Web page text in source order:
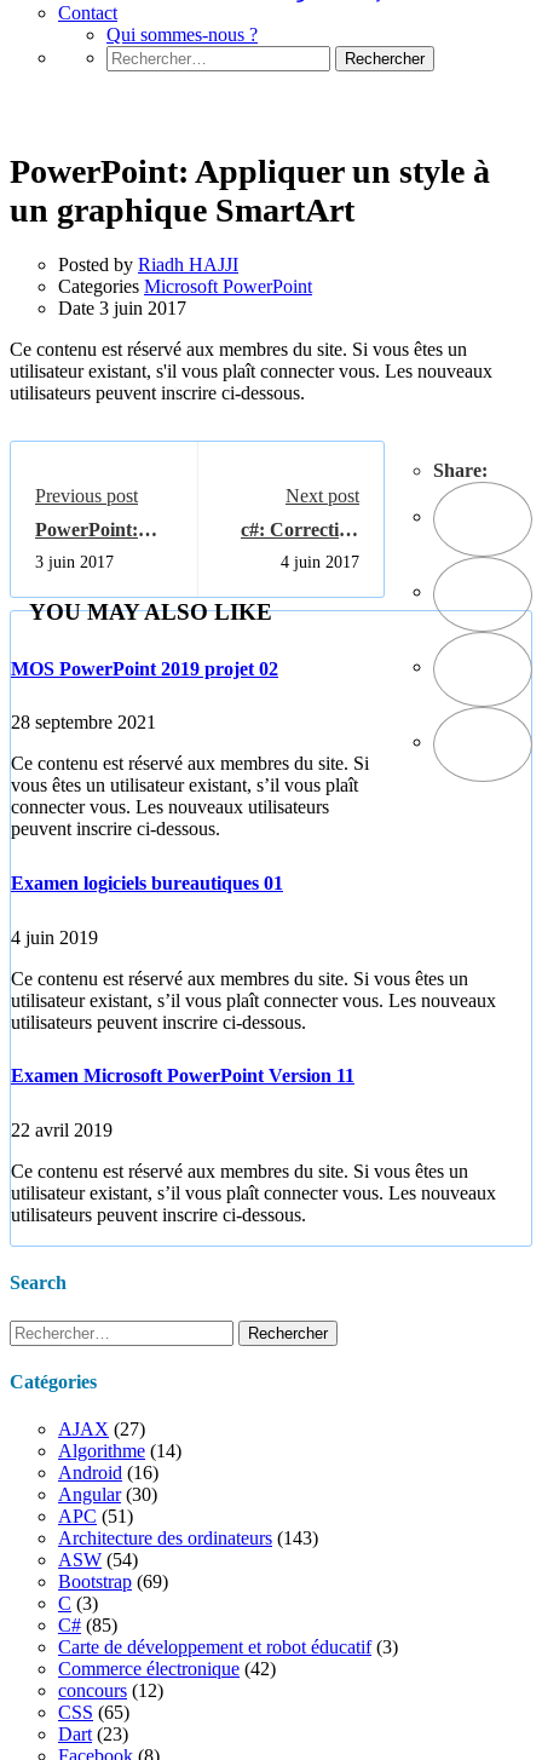
Contact
Qui sommes-nous ?
Rechercher :
PowerPoint: Appliquer un style à
un graphique SmartArt
Posted by Riadh HAJJI
Categories Microsoft PowerPoint
Date 3 juin 2017
Ce contenu est réservé aux membres du site. Si vous êtes un
utilisateur existant, s'il vous plaît connecter vous. Les nouveaux
utilisateurs peuvent inscrire ci-dessous.
Share:
Previous post
PowerPoint:
Convertir du
texte ou un objet
WordArt en
graphique
3 juin 2017
Next post
c#: Correction
des exercices
tableaux et
matrices
9_10_11
4 juin 2017
YOU MAY ALSO LIKE
MOS PowerPoint 2019 projet 02
28 septembre 2021
Ce contenu est réservé aux membres du site. Si
vous êtes un utilisateur existant, s’il vous plaît
connecter vous. Les nouveaux utilisateurs
peuvent inscrire ci-dessous.
Examen logiciels bureautiques 01
4 juin 2019
Ce contenu est réservé aux membres du site. Si vous êtes un
utilisateur existant, s’il vous plaît connecter vous. Les nouveaux
utilisateurs peuvent inscrire ci-dessous.
Examen Microsoft PowerPoint Version 11
22 avril 2019
Ce contenu est réservé aux membres du site. Si vous êtes un
utilisateur existant, s’il vous plaît connecter vous. Les nouveaux
utilisateurs peuvent inscrire ci-dessous.
Search
Rechercher :
Catégories
AJAX (27)
Algorithme (14)
Android (16)
Angular(30)
APC (51)
Architecture des ordinateurs (143)
ASW (54)
Bootstrap (69)
C (3)
C# (85)
Carte de développement et robot éducatif(3)
Commerce électronique (42)
concours (12)
CSS (65)
Dart (23)